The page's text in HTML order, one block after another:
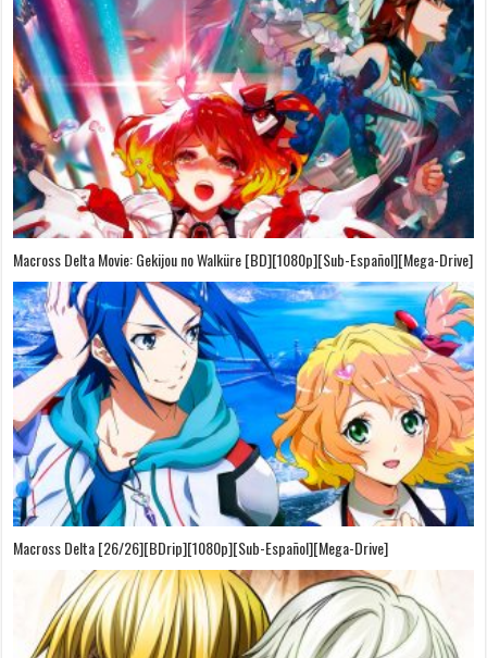
Macross Delta Movie: Gekijou no Walküre [BD][1080p][Sub-Español][Mega-Drive]
Macross Delta [26/26][BDrip][1080p][Sub-Español][Mega-Drive]